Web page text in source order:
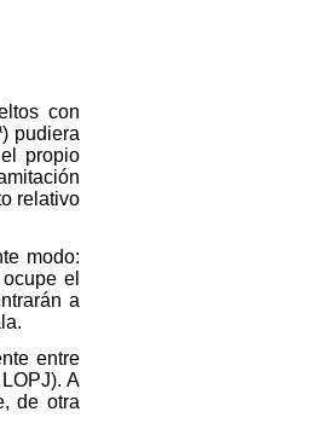
con
pudiera
propio
relativo
modo:
el
a
entre
A
de otra